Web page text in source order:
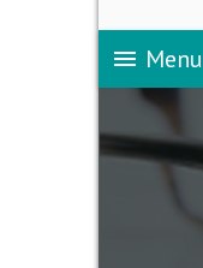
menu Menu